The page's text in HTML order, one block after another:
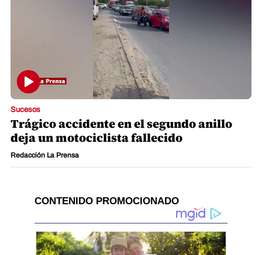
Sucesos
Trágico accidente en el segundo anillo
deja un motociclista fallecido
Redacción La Prensa